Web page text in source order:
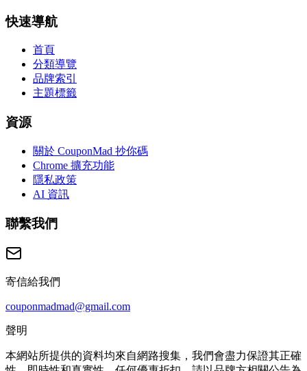
快速導航
首頁
分類導覽
品牌索引
主題標籤
資源
關於 CouponMad 抄你碼
Chrome 擴充功能
隱私政策
AI 資訊
聯繫我們
寄信給我們
couponmadmad@gmail.com
聲明
本網站所提供的資料均來自網路搜集，我們會盡力保證其正確